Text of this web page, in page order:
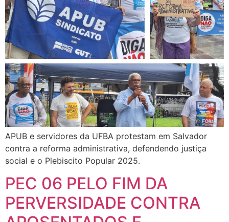
APUB e servidores da UFBA protestam em Salvador
contra a reforma administrativa, defendendo justiça
social e o Plebiscito Popular 2025.
PEC 06 PELO FIM DA
PERVERSIDADE CONTRA